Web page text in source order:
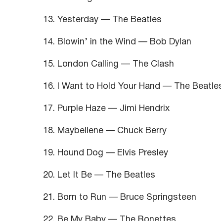
13. Yesterday — The Beatles
14. Blowin’ in the Wind — Bob Dylan
15. London Calling — The Clash
16. I Want to Hold Your Hand — The
17. Purple Haze — Jimi Hendrix
18. Maybellene — Chuck Berry
19. Hound Dog — Elvis Presley
20. Let It Be — The Beatles
21. Born to Run — Bruce Springsteen